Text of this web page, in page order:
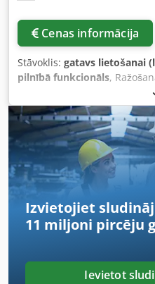
Cenas informācija
Stāvoklis: gatavs lietošanai
pilnībā funkcionāls,
koka laukuma hidrauliskais
kokzāģētavas padevē,
Aaeu Nzbyj Djr
Izvietojiet
11 miljoni pircēju
Ievietot